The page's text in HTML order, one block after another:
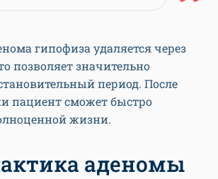
гипофиза удаляется через
позволяет значительно
период. После
пациент сможет быстро
жизни.
аденомы